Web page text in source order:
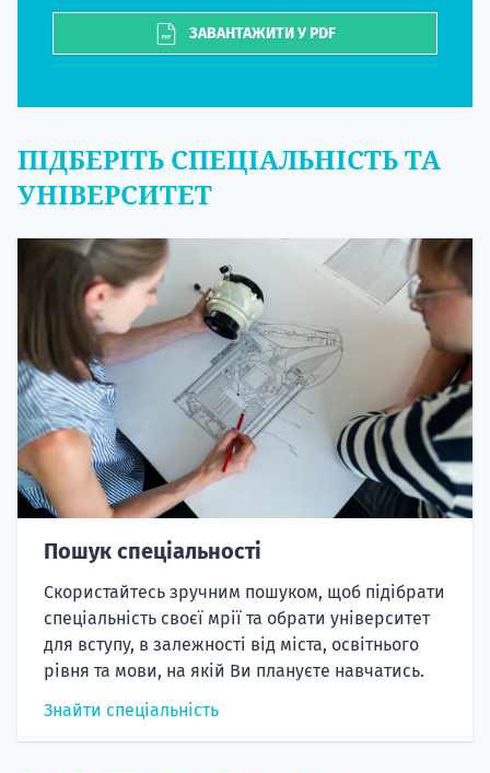
ЗАВАНТАЖИТИ У PDF
ПІДБЕРІТЬ СПЕЦІАЛЬНІСТЬ ТА
УНІВЕРСИТЕТ
Пошук спеціальності
Скористайтесь зручним пошуком, щоб підібрати
спеціальність своєї мрії та обрати університет
для вступу, в залежності від міста, освітнього
рівня та мови, на якій Ви плануєте навчатись.
Знайти спеціальність